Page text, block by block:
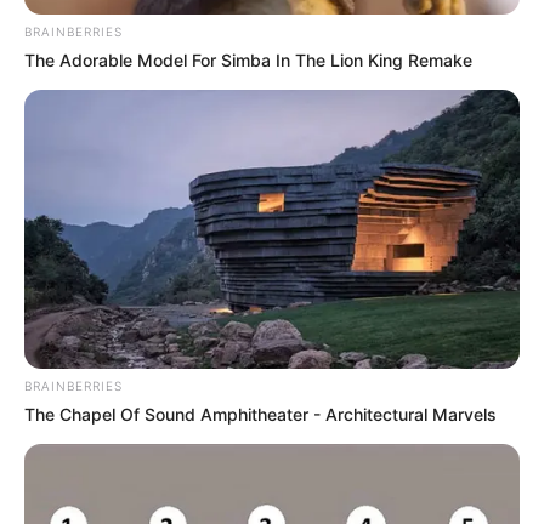
meilleur pronostic PMU gagnant.
Qui est le meilleur actuellement au pronostic du
Tiercé Quarté Quinté? Pour rester informé, suivez
quotidiennement lesstatistiquesréalisées d’après la
sélection de la presse hippique que vous propose Le
Tocard.fr. Découvrez également parmi tous ces
pronostiqueurs professionnels, celui qui vous
donne les meilleurs pronostics pour les jeux du
Couplé (Jumelé) , 2sur4 et du jeu simple placé.
BRAINBERRIES
The Adorable Model For Simba In The Lion King Remake
BRAINBERRIES
The Chapel Of Sound Amphitheater - Architectural Marvels